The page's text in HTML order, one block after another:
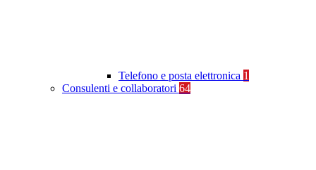
Telefono e posta elettronica 1
Consulenti e collaboratori 64